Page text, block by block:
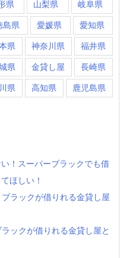
県 山梨県 岐阜県
島県 愛媛県 愛知県
県 神奈川県 福井県
県 金貸し屋 長崎県
県 高知県 鹿児島県
！スーパーブラックでも借
ほしい！
ラックが借りれる金貸し屋
ックが借りれる金貸し屋と